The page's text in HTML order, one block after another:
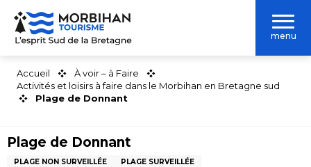
Aller
contenu
menu
Accueil
À voir – à Faire
Activités et loisirs à faire dans le Morbihan en Bretagne sud
Plage de Donnant
Plage de Donnant
PLAGE NON SURVEILLÉE PLAGE SURVEILLÉE